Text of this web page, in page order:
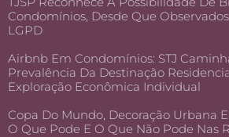
Condomínios, Desde Que
LGPD
Airbnb Em Condomínios: STJ
Prevalência Da Destinação
Exploração Econômica Individual
Copa Do Mundo, Decoração Urbana
O Que Pode E O Que Não Pode Nas